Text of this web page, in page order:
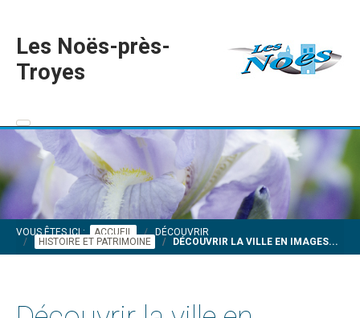
Les Noës-près-
Troyes
VOUS ÊTES ICI : ACCUEIL
DÉCOUVRIR
HISTOIRE ET PATRIMOINE
DÉCOUVRIR LA VILLE EN IMAGES...